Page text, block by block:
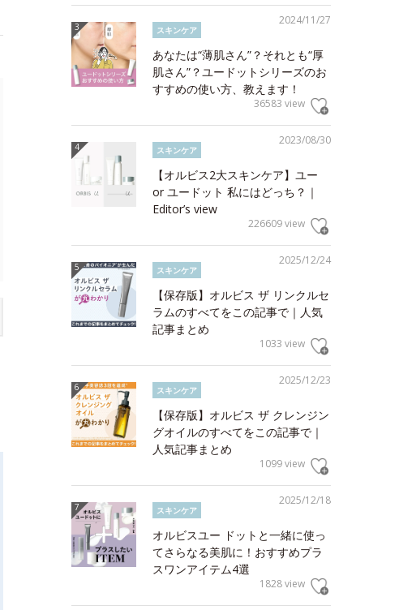
2024/11/27
スキンケア
あなたは“薄肌さん”？それとも“厚
肌さん”？ユードットシリーズのお
すすめの使い方、教えます！
36583 view
2023/08/30
スキンケア
【オルビス2大スキンケア】ユー
or ユードット 私にはどっち？｜
Editor’s view
226609 view
2025/12/24
スキンケア
【保存版】オルビス ザ リンクルセ
ラムのすべてをこの記事で｜人気
記事まとめ
1033 view
2025/12/23
スキンケア
【保存版】オルビス ザ クレンジン
グオイルのすべてをこの記事で｜
人気記事まとめ
1099 view
2025/12/18
スキンケア
オルビスユー ドットと一緒に使っ
てさらなる美肌に！おすすめプラ
スワンアイテム4選
1828 view